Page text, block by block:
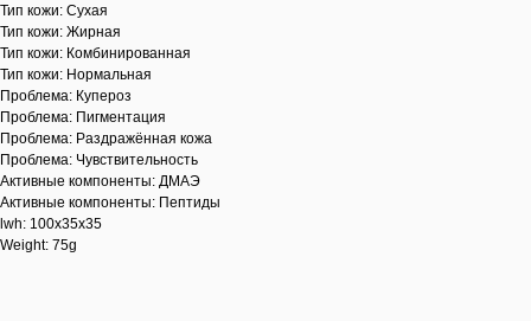
Тип кожи: Сухая
Тип кожи: Жирная
Тип кожи: Комбинированная
Тип кожи: Нормальная
Проблема: Купероз
Проблема: Пигментация
Проблема: Раздражённая кожа
Проблема: Чувствительность
Активные компоненты: ДМАЭ
Активные компоненты: Пептиды
lwh: 100x35x35
Weight: 75g